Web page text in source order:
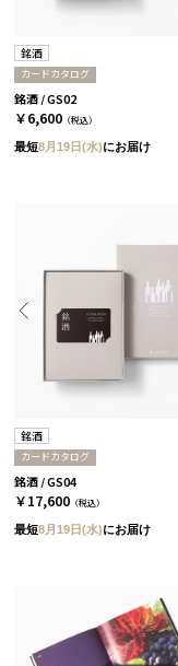
銘酒
カードカタログ
銘酒 / GS02
￥6,600 （税込）
最短8月19日(水)にお届け
銘酒
カードカタログ
銘酒 / GS04
￥17,600 （税込）
最短8月19日(水)にお届け